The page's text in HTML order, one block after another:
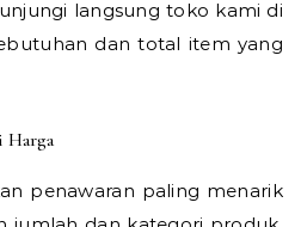
langsung toko kami di
dan total item yang
Harga
penawaran paling menarik